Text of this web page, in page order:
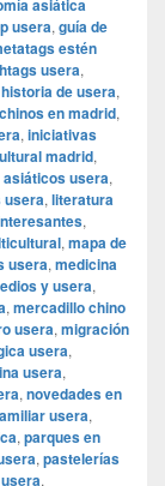
asiática
usera, guía de
estén
usera,
historia de usera,
en madrid,
, iniciativas
madrid,
asiáticos usera,
usera, literatura
,
, mapa de
usera, medicina
y usera,
, mercadillo chino
usera, migración
usera,
usera,
, novedades en
usera,
, parques en
, pastelerías
,